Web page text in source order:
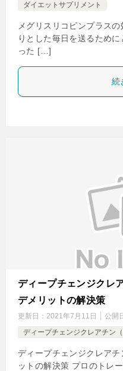
ダイエットサプリメント
メグリスリコピンプラス
りとした毎日を送るため
った […]
続
ディープチェンジクレ
デメリットの解決策
更新日： 2021年7月11日 公開
ディープチェンジクレアチン（
ディープチェンジクレア
ットの解決策 プロのトレ